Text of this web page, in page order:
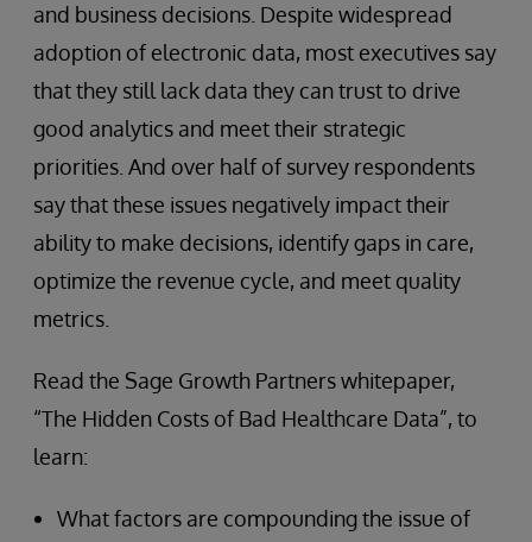
and business decisions. Despite widespread
adoption of electronic data, most executives say
that they still lack data they can trust to drive
good analytics and meet their strategic
priorities. And over half of survey respondents
say that these issues negatively impact their
ability to make decisions, identify gaps in care,
optimize the revenue cycle, and meet quality
metrics.
Read the Sage Growth Partners whitepaper,
“The Hidden Costs of Bad Healthcare Data”, to
learn:
What factors are compounding the issue of